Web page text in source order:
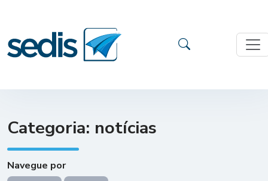
Categoria: notícias
Navegue por